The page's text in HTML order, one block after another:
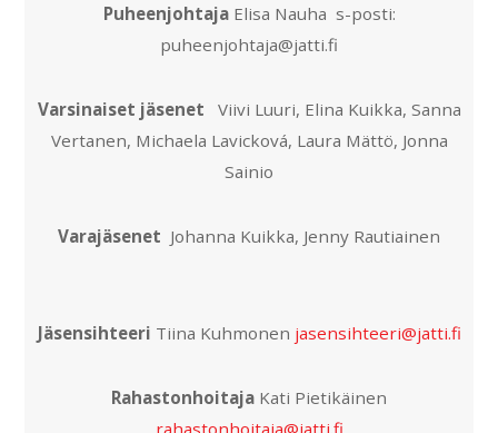
PuheenjohtajaElisa Nauha s-posti:
puheenjohtaja@jatti.fi
Varsinaiset jäsenet
Viivi Luuri, Elina Kuikka, Sanna
Vertanen, Michaela Lavicková, Laura Mättö, Jonna
Sainio
Varajäsenet Johanna Kuikka, Jenny Rautiainen
Jäsensihteeri Tiina Kuhmonen jasensihteeri@jatti.fi
Rahastonhoitaja Kati Pietikäinen